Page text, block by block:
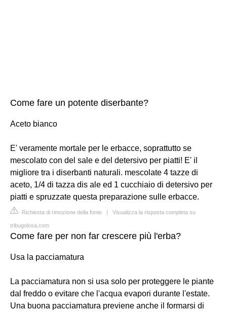
Come fare un potente diserbante?
Aceto bianco
E' veramente mortale per le erbacce, soprattutto se
mescolato con del sale e del detersivo per piatti! E' il
migliore tra i diserbanti naturali. mescolate 4 tazze di
aceto, 1/4 di tazza dis ale ed 1 cucchiaio di detersivo per
piatti e spruzzate questa preparazione sulle erbacce.
Richiesta di rimozione della fonte | Visualizza la risposta completa su
tribugolosa.com
Come fare per non far crescere più l'erba?
Usa la pacciamatura
La pacciamatura non si usa solo per proteggere le piante
dal freddo o evitare che l'acqua evapori durante l'estate.
Una buona pacciamatura previene anche il formarsi di